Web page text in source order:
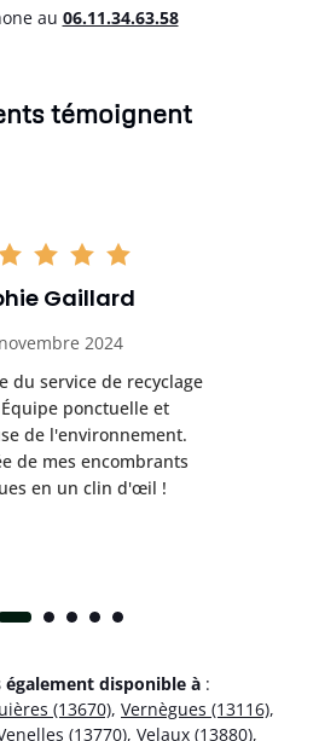
au 06.11.34.63.58
témoignent
Gaillard
2024
du service de recyclage
ponctuelle et
de l'environnement.
de mes encombrants
en un clin d'œil !
également disponible à :
(13670), Vernègues (13116),
(13770), Velaux (13880),